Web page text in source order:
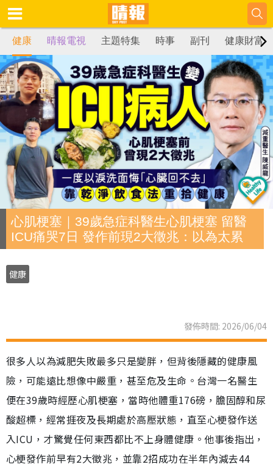
健康 晴報電視 主題特集 時事 副刊 健康財富
心肌梗塞｜39歲急症科醫生心肌梗塞 留醫
ICU痛哭7日 發作前現2大徵兆：以為太累
健康
發佈時間: 2026/06/04
很多人以為減肥失敗最多只是變胖，但背後隱藏的健康風
險，可能遠比想像中嚴重，甚至危及生命。台灣一名醫生
便在39歲時經歷心肌梗塞，當時他體重176磅，膽固醇和尿
酸超標，經常捱夜及長期處於高壓狀態，直至心梗發作送
入ICU，才驚覺任何東西都比不上身體健康。他事後指出，
心梗發作前早有2大徵兆，並靠2招成功在半年內減去44